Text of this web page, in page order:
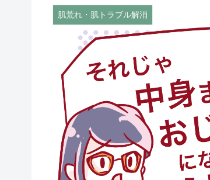
肌荒れ・肌トラブル解消